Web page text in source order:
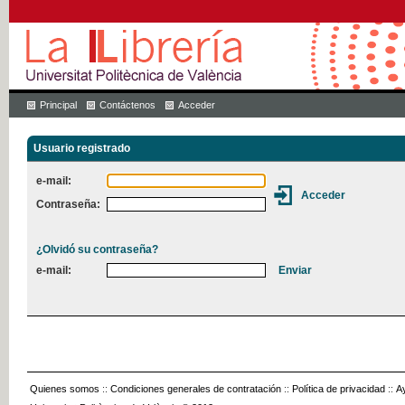
Principal Contáctenos Acceder
Usuario registrado
e-mail:
Contraseña:
¿Olvidó su contraseña?
e-mail:
Quienes somos :: Condiciones generales de contratación :: Política de privacidad ::